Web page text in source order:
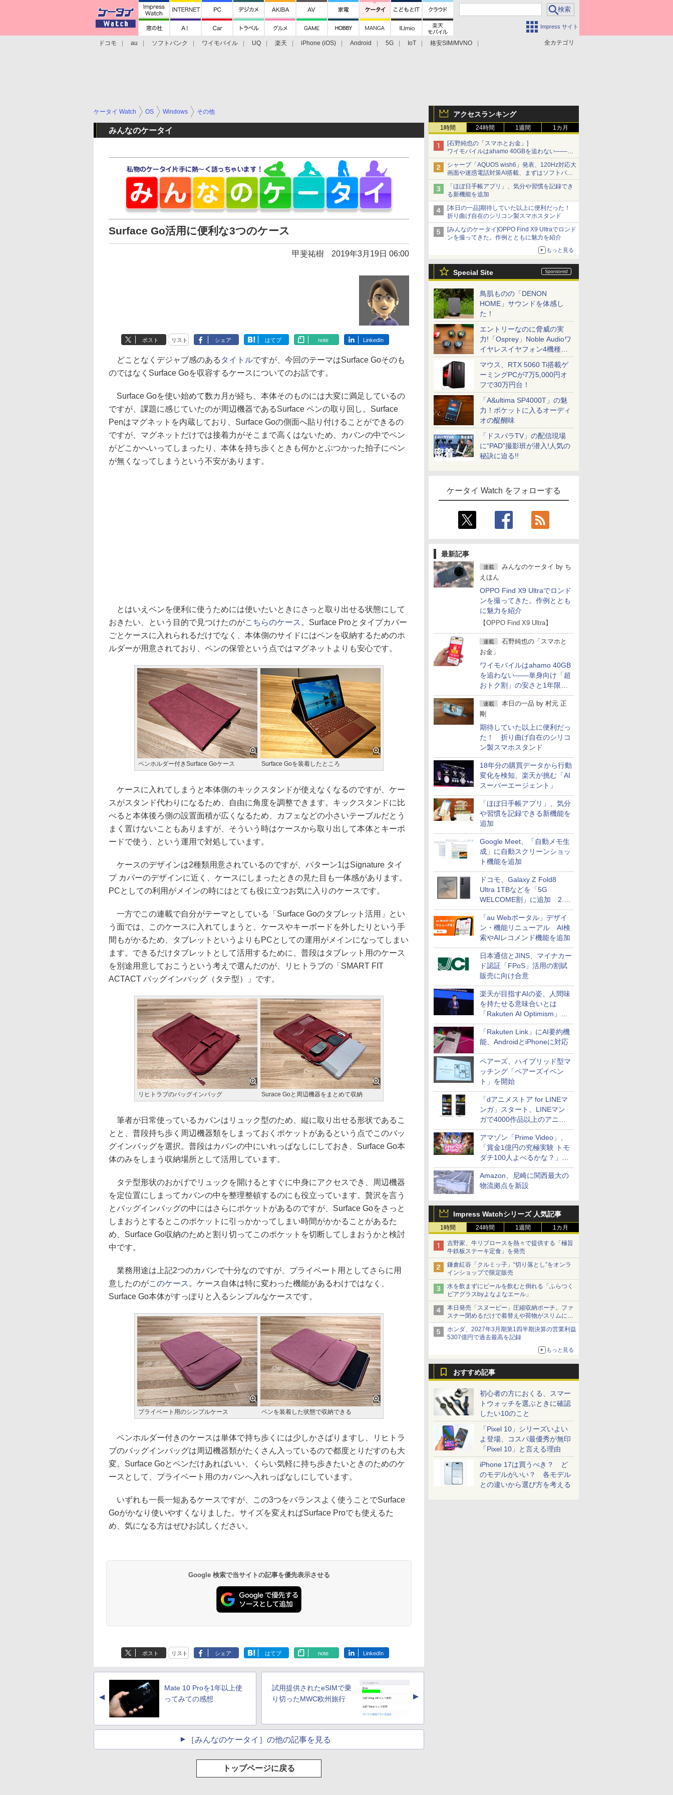
Impress サイト
全カテゴリ
ドコモ au ソフトバンク ワイモバイル UQ 楽天 iPhone (iOS) Android 5G IoT
格安SIM/MVNO
アクセスランキング
1時間 24時間 1週間 1カ月
[石野純也の「スマホとお金」]
ワイモバイルはahamo 40GBを追わない――単
身向け「超おトク割」の安さと1年限定の注意
点
シャープ「AQUOS wish6」発表、120Hz対応大
画面や迷惑電話対策AI搭載、まずはソフトバン
クの法人向け
「ほぼ日手帳アプリ」、気分や習慣を記録でき
る新機能を追加
[本日の一品]期待していた以上に便利だった！
折り曲げ自在のシリコン製スマホスタンド
[みんなのケータイ]OPPO Find X9 Ultraでロンド
ンを撮ってきた。作例とともに魅力を紹介
もっと見る
Special Site
鳥肌ものの「DENON
HOME」サウンドを体感し
た！
エントリーなのに脅威の実
力!「Osprey」Noble Audioワ
イヤレスイヤフォン4機種を
一気に聴く
マウス、RTX 5060 Ti搭載ゲ
ーミングPCが7万5,000円オ
フで30万円台！
「A&ultima SP4000T」の魅
力！ポケットに入るオーディ
オの醍醐味
「ドスパラTV」の配信現場
に“PAD”撮影班が潜入!人気の
秘訣に迫る!!
ケータイ Watch をフォローする
最新記事
連載 みんなのケータイ by ち
えほん
OPPO Find X9 Ultraでロンド
ンを撮ってきた。作例ととも
に魅力を紹介
【OPPO Find X9 Ultra】
連載
石野純也の「スマホと
お金」
ワイモバイルはahamo 40GB
を追わない――単身向け「超
おトク割」の安さと1年限定
の注意点
連載 本日の一品 by 村元 正
剛
期待していた以上に便利だっ
た！ 折り曲げ自在のシリコ
ン製スマホスタンド
18年分の購買データから行動
変化を検知、楽天が挑む「AI
スーパーエージェント」
「ほぼ日手帳アプリ」、気分
や習慣を記録できる新機能を
追加
Google Meet、「自動メモ生
成」に自動スクリーンショッ
ト機能を追加
ドコモ、Galaxy Z Fold8
Ultra 1TBなどを「5G
WELCOME割」に追加 2.2
万円引き
「au Webポータル」デザイ
ン・機能リニューアル AI検
索やAIレコメンド機能を追加
日本通信とJINS、マイナカー
ド認証「FPoS」活用の割賦
販売に向け合意
楽天が目指すAIの姿、人間味
を持たせる意味合いとは
「Rakuten AI Optimism」三
木谷氏の基調講演
「Rakuten Link」にAI要約機
能、AndroidとiPhoneに対応
ペアーズ、ハイブリッド型マ
ッチング「ペアーズイベン
ト」を開始
「dアニメストア for LINEマ
ンガ」スタート、LINEマン
ガで4000作品以上のアニメ
見放題
アマゾン「Prime Video」、
「賞金1億円の究極実験 トモ
ダチ100人よべるかな？」シ
ーズン2の参加者公開
Amazon、尼崎に関西最大の
物流拠点を新設
Impress Watchシリーズ 人気記事
1時間 24時間 1週間 1カ月
吉野家、牛リブロースを熱々で提供する「極旨
牛鉄板ステーキ定食」を発売
鎌倉紅谷「クルミッ子」“切り落とし”をオンラ
インショップで限定販売
水を飲まずにビールを飲むと倒れる「ふらつく
ビアグラスbyよなよなエール」
本日発売「スヌーピー」圧縮収納ポーチ。ファ
スナー閉めるだけで着替えや荷物がスリムにま
とまる
ホンダ、2027年3月期第1四半期決算の営業利益
5307億円で過去最高を記録
もっと見る
おすすめ記事
初心者の方におくる、スマー
トウォッチを選ぶときに確認
したい10のこと
「Pixel 10」シリーズいよい
よ登場、コスパ最優秀が無印
「Pixel 10」と言える理由
iPhone 17は買うべき？ ど
のモデルがいい？ 各モデル
との違いから選び方を考える
ケータイ Watch OS Windows その他
みんなのケータイ
Surface Go活用に便利な3つのケース
甲斐祐樹 2019年3月19日 06:00
ポスト リスト シェア はてブ note LinkedIn
どことなくデジャブ感のある タイトルですが、今回のテーマはSurface Goそのも
のではなくSurface Goを収容するケースについてのお話です。
Surface Goを使い始めて数カ月が経ち、本体そのものには大変に満足しているの
ですが、課題に感じていたのが周辺機器であるSurface ペンの取り回し。Surface
Penはマグネットを内蔵しており、Surface Goの側面へ貼り付けることができるの
ですが、マグネットだけでは接着力がそこまで高くはないため、カバンの中でペン
がどこかへいってしまったり、本体を持ち歩くときも何かとぶつかった拍子にペン
が無くなってしまうという不安があります。
とはいえペンを便利に使うためには使いたいときにさっと取り出せる状態にして
おきたい、という目的で見つけたのがこちらのケース 。Surface Proとタイプカバー
ごとケースに入れられるだけでなく、本体側のサイドにはペンを収納するためのホ
ルダーが用意されており、ペンの保管という点ではマグネットよりも安心です。
ペンホルダー付きSurface Goケース Surface Goを装着したところ
ケースに入れてしまうと本体側のキックスタンドが使えなくなるのですが、ケー
スがスタンド代わりになるため、自由に角度を調整できます。キックスタンドに比
べると本体後ろ側の設置面積が広くなるため、カフェなどの小さいテーブルだとう
まく置けないこともありますが、そういう時はケースから取り出して本体とキーボ
ードで使う、という運用で対処しています。
ケースのデザインは2種類用意されているのですが、パターン1はSignature タイ
プ カバーのデザインに近く、ケースにしまったときの見た目も一体感があります。
PCとしての利用がメインの時にはとても役に立つお気に入りのケースです。
一方でこの連載で自分がテーマとしている「Surface Goのタブレット活用」とい
う面では、このケースに入れてしまうと、ケースやキーボードを外したりという手
間もがかるため、タブレットというよりもPCとしての運用がメインになってしまい
ます。できるだけタブレットとして活用するために、普段はタブレット用のケース
を別途用意しておこうという考えで選んだのが、リヒトラブの「SMART FIT
ACTACT バッグインバッグ（タテ型）」です。
リヒトラブのバッグインバッグ Surace Goと周辺機器をまとめて収納
筆者が日常使っているカバンはリュック型のため、縦に取り出せる形状であるこ
とと、普段持ち歩く周辺機器類をしまっておくポケットがあるという点でこのバッ
グインバッグを選択。普段はカバンの中にいれっぱなしにしておき、Surface Go本
体のみをしまう収納場所として活用しています。
タテ型形状のおかげでリュックを開けるとすぐに中身にアクセスでき、周辺機器
を定位置にしまってカバンの中を整理整頓するのにも役立っています。贅沢を言う
とバッグインバッグの中にはさらにポケットがあるのですが、Surface Goをさっと
しまおうとするとこのポケットに引っかかってしまい時間がかかることがあるた
め、Surface Go収納のためと割り切ってこのポケットを切断してしまおうかと検討
中です。
業務用途は上記2つのカバンで十分なのですが、プライベート用としてさらに用
意したのがこのケース 。ケース自体は特に変わった機能があるわけではなく、
Surface Go本体がすっぽりと入るシンプルなケースです。
プライベート用のシンプルケース ペンを装着した状態で収納できる
ペンホルダー付きのケースは単体で持ち歩くには少しかさばりますし、リヒトラ
ブのバッグインバッグは周辺機器類がたくさん入っているので都度とりだすのも大
変。Surface Goとペンだけあればいい、くらい気軽に持ち歩きたいときのためのケ
ースとして、プライベート用のカバンへ入れっぱなしにしています。
いずれも一長一短あるケースですが、この3つをバランスよく使うことでSurface
Goがかなり使いやすくなりました。サイズを変えればSurface Proでも使えるた
め、気になる方はぜひお試しください。
Google 検索で当サイトの記事を優先表示させる
ポスト リスト シェア はてブ note LinkedIn
▲
Mate 10 Proを1年以上使
ってみての感想
試用提供されたeSIMで乗
り切ったMWC欧州旅行
▲
［みんなのケータイ］の他の記事を見る
トップページに戻る